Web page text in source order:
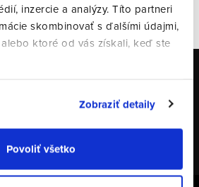
inzercie a analýzy. Títo partneri
skombinovať s ďalšími údajmi,
ktoré od vás získali, keď ste
Zobraziť detaily
Povoliť všetko
HODNOTENIA
Alexander Drexler
newsletter
PRIHLÁSIŤ SA